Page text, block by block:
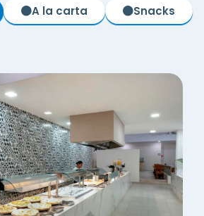
A la carta Snacks